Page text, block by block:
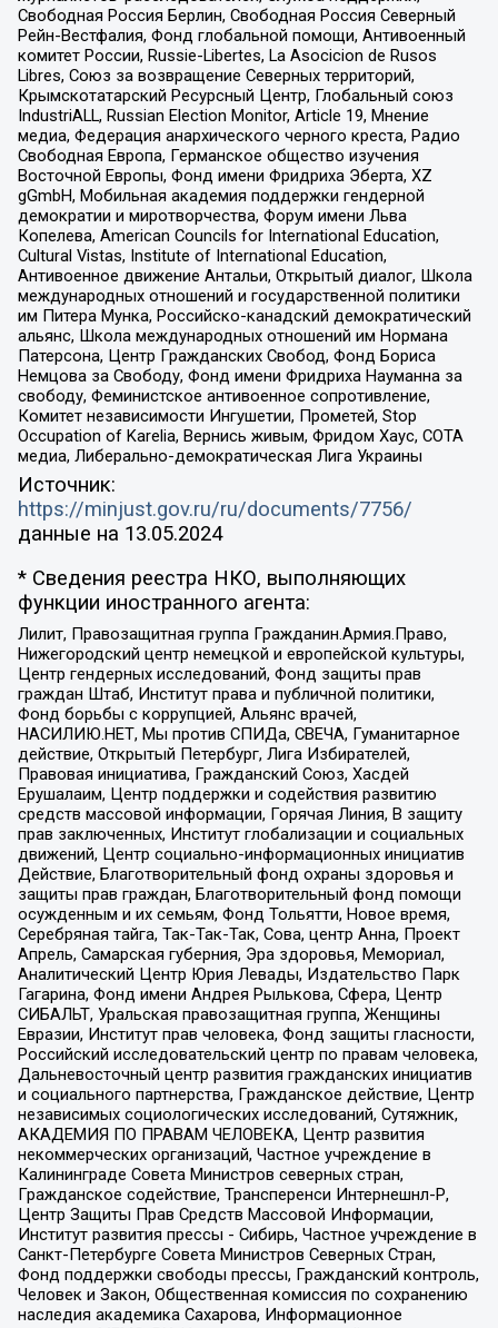
Свободная Россия Берлин, Свободная Россия Северный
Рейн-Вестфалия, Фонд глобальной помощи, Антивоенный
комитет России, Russie-Libertes, La Asocicion de Rusos
Libres, Союз за возвращение Северных территорий,
Крымскотатарский Ресурсный Центр, Глобальный союз
IndustriALL, Russian Election Monitor, Article 19, Мнение
медиа, Федерация анархического черного креста, Радио
Свободная Европа, Германское общество изучения
Восточной Европы, Фонд имени Фридриха Эберта, XZ
gGmbH, Мобильная академия поддержки гендерной
демократии и миротворчества, Форум имени Льва
Копелева, American Councils for International Education,
Cultural Vistas, Institute of International Education,
Антивоенное движение Антальи, Открытый диалог, Школа
международных отношений и государственной политики
им Питера Мунка, Российско-канадский демократический
альянс, Школа международных отношений им Нормана
Патерсона, Центр Гражданских Свобод, Фонд Бориса
Немцова за Свободу, Фонд имени Фридриха Науманна за
свободу, Феминистское антивоенное сопротивление,
Комитет независимости Ингушетии, Прометей, Stop
Occupation of Karelia, Вернись живым, Фридом Хаус, СОТА
медиа, Либерально-демократическая Лига Украины
Источник:
https://minjust.gov.ru/ru/documents/7756/
данные на 13.05.2024
* Сведения реестра НКО, выполняющих
функции иностранного агента:
Лилит, Правозащитная группа Гражданин.Армия.Право,
Нижегородский центр немецкой и европейской культуры,
Центр гендерных исследований, Фонд защиты прав
граждан Штаб, Институт права и публичной политики,
Фонд борьбы с коррупцией, Альянс врачей,
НАСИЛИЮ.НЕТ, Мы против СПИДа, СВЕЧА, Гуманитарное
действие, Открытый Петербург, Лига Избирателей,
Правовая инициатива, Гражданский Союз, Хасдей
Ерушалаим, Центр поддержки и содействия развитию
средств массовой информации, Горячая Линия, В защиту
прав заключенных, Институт глобализации и социальных
движений, Центр социально-информационных инициатив
Действие, Благотворительный фонд охраны здоровья и
защиты прав граждан, Благотворительный фонд помощи
осужденным и их семьям, Фонд Тольятти, Новое время,
Серебряная тайга, Так-Так-Так, Сова, центр Анна, Проект
Апрель, Самарская губерния, Эра здоровья, Мемориал,
Аналитический Центр Юрия Левады, Издательство Парк
Гагарина, Фонд имени Андрея Рылькова, Сфера, Центр
СИБАЛЬТ, Уральская правозащитная группа, Женщины
Евразии, Институт прав человека, Фонд защиты гласности,
Российский исследовательский центр по правам человека,
Дальневосточный центр развития гражданских инициатив
и социального партнерства, Гражданское действие, Центр
независимых социологических исследований, Сутяжник,
АКАДЕМИЯ ПО ПРАВАМ ЧЕЛОВЕКА, Центр развития
некоммерческих организаций, Частное учреждение в
Калининграде Совета Министров северных стран,
Гражданское содействие, Трансперенси Интернешнл-Р,
Центр Защиты Прав Средств Массовой Информации,
Институт развития прессы - Сибирь, Частное учреждение в
Санкт-Петербурге Совета Министров Северных Стран,
Фонд поддержки свободы прессы, Гражданский контроль,
Человек и Закон, Общественная комиссия по сохранению
наследия академика Сахарова, Информационное